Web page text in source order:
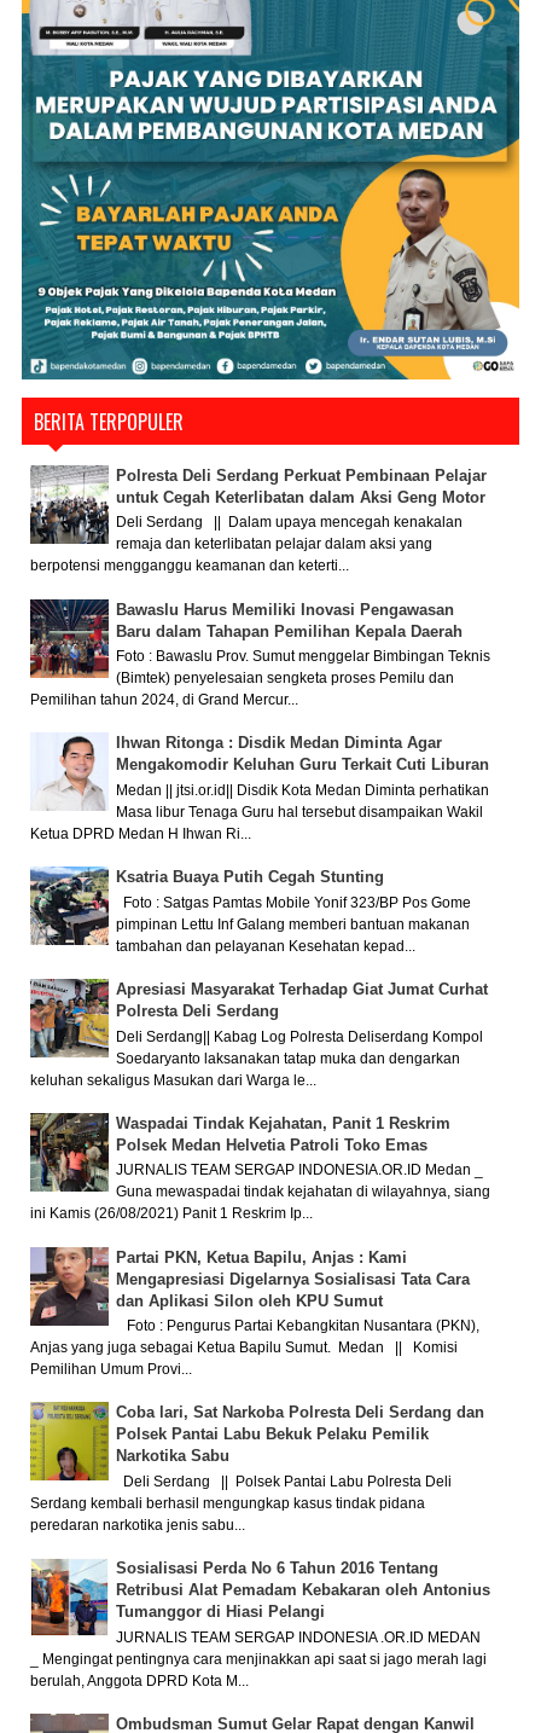
BERITA TERPOPULER
Polresta Deli Serdang Perkuat Pembinaan Pelajar
untuk Cegah Keterlibatan dalam Aksi Geng Motor
Deli Serdang || Dalam upaya mencegah kenakalan
remaja dan keterlibatan pelajar dalam aksi yang
berpotensi mengganggu keamanan dan keterti...
Bawaslu Harus Memiliki Inovasi Pengawasan
Baru dalam Tahapan Pemilihan Kepala Daerah
Foto : Bawaslu Prov. Sumut menggelar Bimbingan Teknis
(Bimtek) penyelesaian sengketa proses Pemilu dan
Pemilihan tahun 2024, di Grand Mercur...
Ihwan Ritonga : Disdik Medan Diminta Agar
Mengakomodir Keluhan Guru Terkait Cuti Liburan
Medan || jtsi.or.id|| Disdik Kota Medan Diminta perhatikan
Masa libur Tenaga Guru hal tersebut disampaikan Wakil
Ketua DPRD Medan H Ihwan Ri...
Ksatria Buaya Putih Cegah Stunting
Foto : Satgas Pamtas Mobile Yonif 323/BP Pos Gome
pimpinan Lettu Inf Galang memberi bantuan makanan
tambahan dan pelayanan Kesehatan kepad...
Apresiasi Masyarakat Terhadap Giat Jumat Curhat
Polresta Deli Serdang
Deli Serdang|| Kabag Log Polresta Deliserdang Kompol
Soedaryanto laksanakan tatap muka dan dengarkan
keluhan sekaligus Masukan dari Warga le...
Waspadai Tindak Kejahatan, Panit 1 Reskrim
Polsek Medan Helvetia Patroli Toko Emas
JURNALIS TEAM SERGAP INDONESIA.OR.ID Medan _
Guna mewaspadai tindak kejahatan di wilayahnya, siang
ini Kamis (26/08/2021) Panit 1 Reskrim Ip...
Partai PKN, Ketua Bapilu, Anjas : Kami
Mengapresiasi Digelarnya Sosialisasi Tata Cara
dan Aplikasi Silon oleh KPU Sumut
Foto : Pengurus Partai Kebangkitan Nusantara (PKN),
Anjas yang juga sebagai Ketua Bapilu Sumut. Medan || Komisi
Pemilihan Umum Provi...
Coba lari, Sat Narkoba Polresta Deli Serdang dan
Polsek Pantai Labu Bekuk Pelaku Pemilik
Narkotika Sabu
Deli Serdang || Polsek Pantai Labu Polresta Deli
Serdang kembali berhasil mengungkap kasus tindak pidana
peredaran narkotika jenis sabu...
Sosialisasi Perda No 6 Tahun 2016 Tentang
Retribusi Alat Pemadam Kebakaran oleh Antonius
Tumanggor di Hiasi Pelangi
JURNALIS TEAM SERGAP INDONESIA .OR.ID MEDAN
_ Mengingat pentingnya cara menjinakkan api saat si jago merah lagi
berulah, Anggota DPRD Kota M...
Ombudsman Sumut Gelar Rapat dengan Kanwil